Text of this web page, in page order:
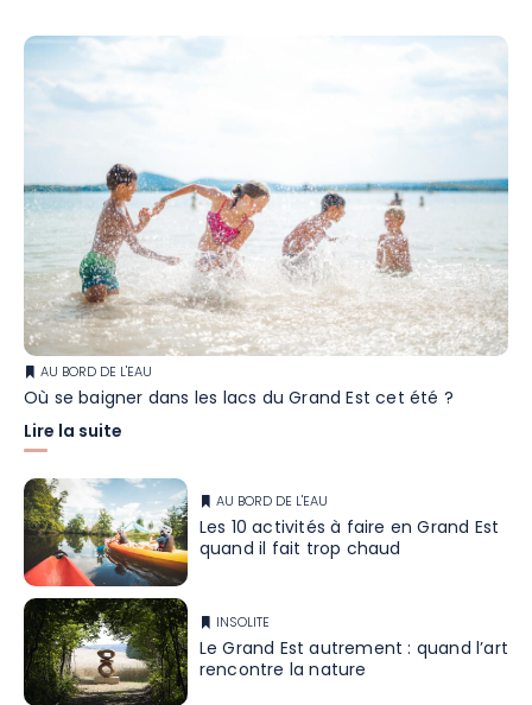
AU BORD DE L'EAU
Où se baigner dans les lacs du Grand Est cet été ?
Lire la suite
AU BORD DE L'EAU
Les 10 activités à faire en Grand Est
quand il fait trop chaud
INSOLITE
Le Grand Est autrement : quand l’art
rencontre la nature